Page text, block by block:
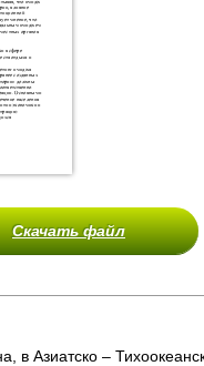
Скачать файл
в Азиатско –